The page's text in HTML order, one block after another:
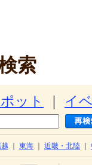
索
ット イ
東海 近畿・北陸